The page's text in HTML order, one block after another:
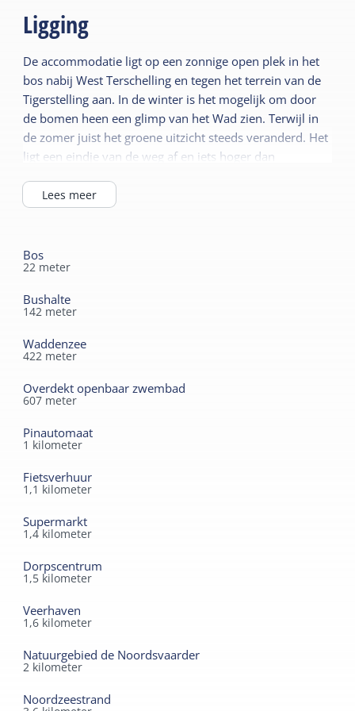
Slaapkamer begane
grond
Vloerverwarming
Rookvrij
Wifi privé
Lees meer
Sanitair
Separaat toilet
Terras
Gedeelde faciliteiten
Parkeerterrein
Ligging
De accommodatie ligt op een zonnige open plek in het
bos nabij West Terschelling en tegen het terrein van de
Tigerstelling aan. In de winter is het mogelijk om door
de bomen heen een glimp van het Wad zien. Terwijl in
de zomer juist het groene uitzicht steeds veranderd. Het
ligt een eindje van de weg af en iets hoger dan
accommodatie te komen! De weg zelf is niet te zien en
En met de bushalte op 150 meter is het hele eiland goed
te bereiken.
Lees meer
Bos
22 meter
Bushalte
142 meter
Waddenzee
422 meter
Overdekt openbaar zwembad
607 meter
Pinautomaat
1 kilometer
Fietsverhuur
1,1 kilometer
Supermarkt
1,4 kilometer
Dorpscentrum
1,5 kilometer
Veerhaven
1,6 kilometer
Natuurgebied de Noordsvaarder
2 kilometer
Noordzeestrand